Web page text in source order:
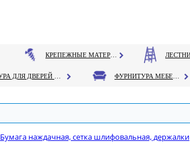
Бумага наждачная, сетка шлифовальная, держалки